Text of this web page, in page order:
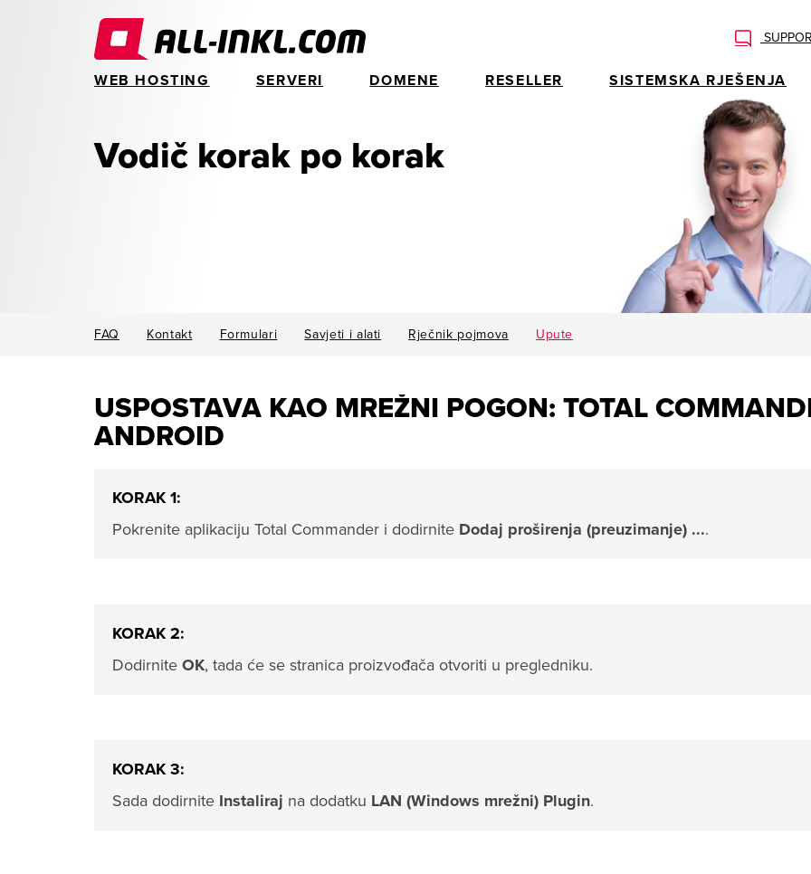
WEB HOSTING SERVERI DOMENE RESELLER SISTEMSKA RJEŠENJA
Vodič korak po korak
FAQ Kontakt Formulari Savjeti i alati Rječnik pojmova Upute
USPOSTAVA KAO MREŽNI POGON: TOTAL
ANDROID
KORAK 1:
Pokrenite aplikaciju Total Commander i dodirnite Dodaj proširenja (preuzimanje) ....
KORAK 2:
Dodirnite OK, tada će se stranica proizvođača otvoriti u pregledniku.
KORAK 3:
Sada dodirnite Instaliraj na dodatku LAN (Windows mrežni) Plugin.